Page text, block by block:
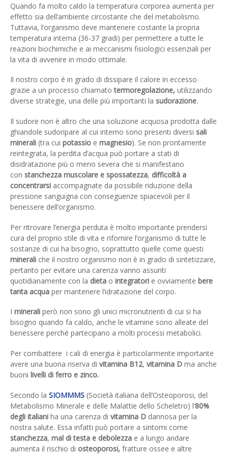
Quando fa molto caldo la temperatura corporea aumenta per
effetto sia dell’ambiente circostante che del metabolismo.
Tuttavia, l’organismo deve mantenere costante la propria
temperatura interna (36-37 gradi) per permettere a tutte le
reazioni biochimiche e ai meccanismi fisiologici essenziali per
la vita di avvenire in modo ottimale.
Il nostro corpo è in grado di dissipare il calore in eccesso
grazie a un processo chiamatotermoregolazione, utilizzando
diverse strategie, una delle più importanti la sudorazione.
Il sudore non è altro che una soluzione acquosa prodotta dalle
ghiandole sudoripare al cui interno sono presenti diversi sali
minerali (tra cui potassio e magnesio). Se non prontamente
reintegrata, la perdita d’acqua può portare a stati di
disidratazione più o meno severa che si manifestano
con stanchezza muscolare e spossatezza, difficoltà a
concentrarsi accompagnate da possibile riduzione della
pressione sanguigna con conseguenze spiacevoli per il
benessere dell’organismo.
Per ritrovare l’energia perduta è molto importante prendersi
cura del proprio stile di vita e rifornire l’organismo di tutte le
sostanze di cui ha bisogno, soprattutto quelle come questi
minerali che il nostro organismo non è in grado di sintetizzare,
pertanto per evitare una carenza vanno assunti
quotidianamente con la dieta o integratori e ovviamente bere
tanta acqua per mantenere l’idratazione del corpo.
I minerali però non sono gli unici micronutrienti di cui si ha
bisogno quando fa caldo, anche le vitamine sono alleate del
benessere perché partecipano a molti processi metabolici.
Per combattere i cali di energia è particolarmente importante
avere una buona riserva di vitamina B12, vitamina D ma anche
buoni livelli di ferro e zinco.
Secondo la SIOMMMS (Società italiana dell’Osteoporosi, del
Metabolismo Minerale e delle Malattie dello Scheletro) l’80%
degli italiani ha una carenza di vitamina D dannosa per la
nostra salute. Essa infatti può portare a sintomi come
stanchezza, mal di testa e debolezza e a lungo andare
aumenta il rischio di osteoporosi, fratture ossee e altre